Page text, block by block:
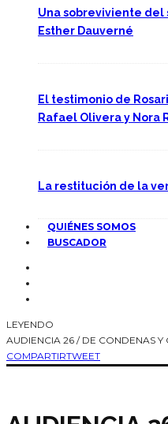
Una sobreviviente del
Esther Dauverné
El testimonio de
Rafael Olivera y Nora
La restitución de la
QUIÉNES SOMOS
BUSCADOR
LEYENDO
AUDIENCIA 26 / DE CONDENAS
COMPARTIRTWEET